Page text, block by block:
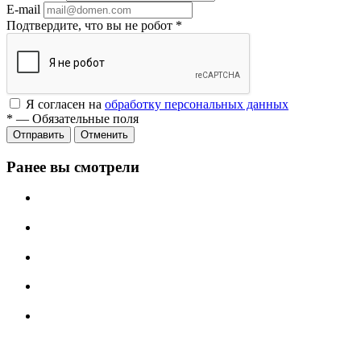
E-mail
Подтвердите, что вы не робот *
Я согласен на обработку персональных данных
* — Обязательные поля
Отменить
Ранее вы смотрели